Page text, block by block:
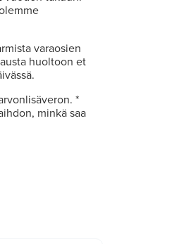
varaosien
huoltoon et
*
minkä saa